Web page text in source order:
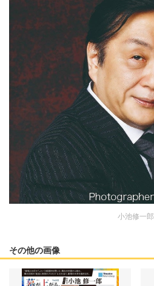
小池修一郎
その他の画像